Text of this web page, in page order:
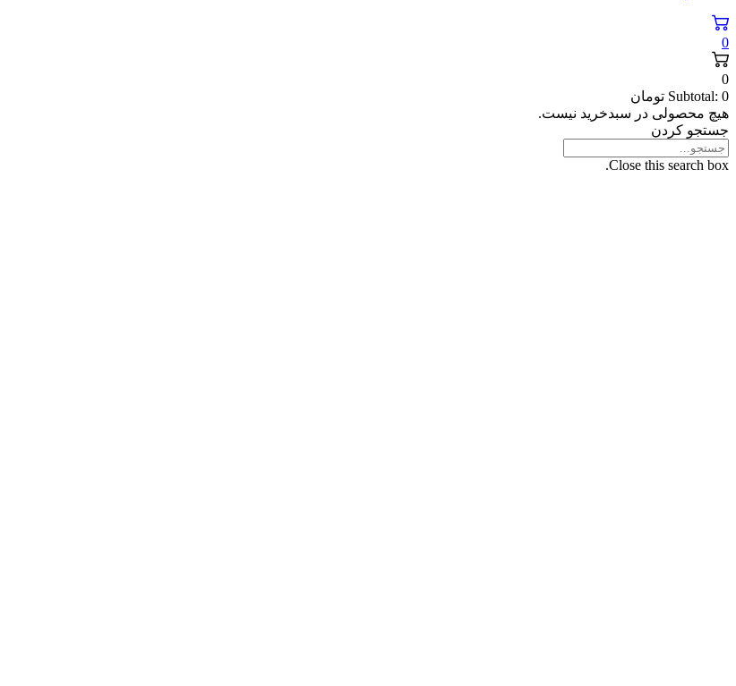
0
0
Subtotal: 0
تومان
هیچ محصولی در سبدخرید نیست.
جستجو کردن
Close this search box.